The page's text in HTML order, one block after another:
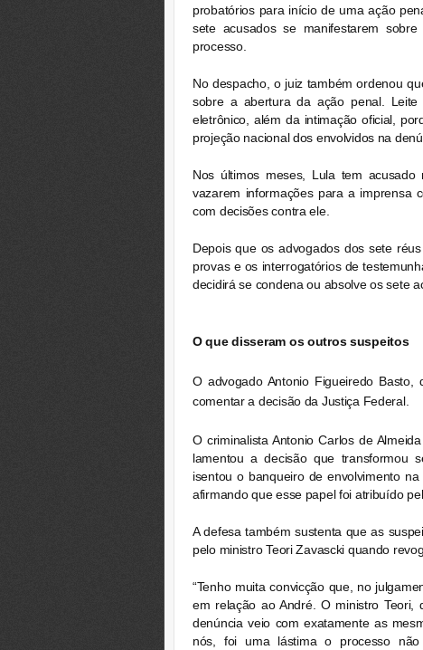
probatórios para início de uma ação
sete acusados se manifestarem
processo.
No despacho, o juiz também ordenou
sobre a abertura da ação penal.
eletrônico, além da intimação oficial,
projeção nacional dos envolvidos na
Nos últimos meses, Lula tem
vazarem informações para a imprensa
com decisões contra ele.
Depois que os advogados dos sete
provas e os interrogatórios de
decidirá se condena ou absolve os sete
O que disseram os outros suspeitos
O advogado Antonio Figueiredo
comentar a decisão da Justiça Federal.
O criminalista Antonio Carlos de
lamentou a decisão que transformou
isentou o banqueiro de envolvimento
afirmando que esse papel foi atribuído
A defesa também sustenta que as
pelo ministro Teori Zavascki quando
“Tenho muita convicção que, no
em relação ao André. O ministro
denúncia veio com exatamente as
nós, foi uma lástima o processo